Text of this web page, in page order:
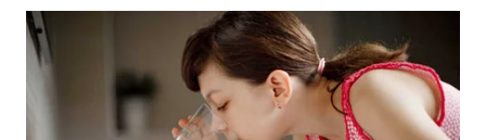
ADVOKAT
WAHANA
INFRASTRUKTUR